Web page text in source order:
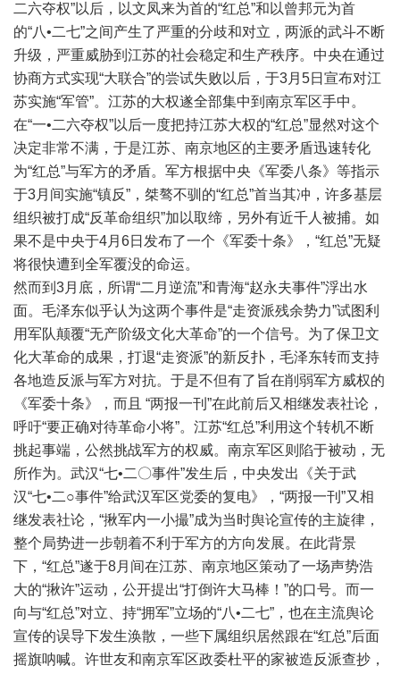
二六夺权”以后，以文凤来为首的“红总”和以曾邦元为首
的“八•二七”之间产生了严重的分歧和对立，两派的武斗不断
升级，严重威胁到江苏的社会稳定和生产秩序。中央在通过
协商方式实现“大联合”的尝试失败以后，于3月5日宣布对江
苏实施“军管”。江苏的大权遂全部集中到南京军区手中。
在“一•二六夺权”以后一度把持江苏大权的“红总”显然对这个
决定非常不满，于是江苏、南京地区的主要矛盾迅速转化
为“红总”与军方的矛盾。军方根据中央《军委八条》等指示
于3月间实施“镇反”，桀骜不驯的“红总”首当其冲，许多基层
组织被打成“反革命组织”加以取缔，另外有近千人被捕。如
果不是中央于4月6日发布了一个《军委十条》，“红总”无疑
将很快遭到全军覆没的命运。
然而到3月底，所谓“二月逆流”和青海“赵永夫事件”浮出水
面。毛泽东似乎认为这两个事件是“走资派残余势力”试图利
用军队颠覆“无产阶级文化大革命”的一个信号。为了保卫文
化大革命的成果，打退“走资派”的新反扑，毛泽东转而支持
各地造反派与军方对抗。于是不但有了旨在削弱军方威权的
《军委十条》，而且 “两报一刊”在此前后又相继发表社论，
呼吁“要正确对待革命小将”。江苏“红总”利用这个转机不断
挑起事端，公然挑战军方的权威。南京军区则陷于被动，无
所作为。武汉“七•二〇事件”发生后，中央发出《关于武
汉“七•二○事件”给武汉军区党委的复电》，“两报一刊”又相
继发表社论，“揪军内一小撮”成为当时舆论宣传的主旋律，
整个局势进一步朝着不利于军方的方向发展。在此背景
下，“红总”遂于8月间在江苏、南京地区策动了一场声势浩
大的“揪许”运动，公开提出“打倒许大马棒！”的口号。而一
向与“红总”对立、持“拥军”立场的“八•二七”，也在主流舆论
宣传的误导下发生涣散，一些下属组织居然跟在“红总”后面
摇旗呐喊。许世友和南京军区政委杜平的家被造反派查抄，